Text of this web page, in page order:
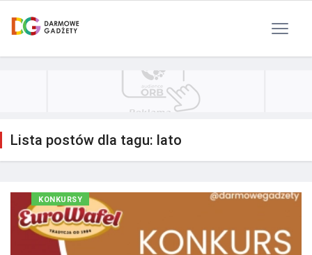
Lista postów dla tagu: lato
KONKURSY